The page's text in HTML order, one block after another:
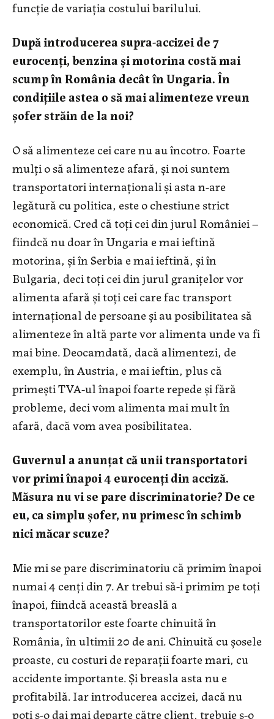
funcţie de variaţia costului barilului.
După introducerea supra-accizei de 7
eurocenţi, benzina şi motorina costă mai
scump în România decât în Ungaria. În
condiţiile astea o să mai alimenteze vreun
şofer străin de la noi?
O să alimenteze cei care nu au încotro. Foarte
mulţi o să alimenteze afară, şi noi suntem
transportatori internaţionali şi asta n-are
legătură cu politica, este o chestiune strict
economică. Cred că toţi cei din jurul României –
fiindcă nu doar în Ungaria e mai ieftină
motorina, şi în Serbia e mai ieftină, şi în
Bulgaria, deci toţi cei din jurul graniţelor vor
alimenta afară şi toţi cei care fac transport
internaţional de persoane şi au posibilitatea să
alimenteze în altă parte vor alimenta unde va fi
mai bine. Deocamdată, dacă alimentezi, de
exemplu, în Austria, e mai ieftin, plus că
primeşti TVA-ul înapoi foarte repede şi fără
probleme, deci vom alimenta mai mult în
afară, dacă vom avea posibilitatea.
Guvernul a anunţat că unii transportatori
vor primi înapoi 4 eurocenţi din acciză.
Măsura nu vi se pare discriminatorie? De ce
eu, ca simplu şofer, nu primesc în schimb
nici măcar scuze?
Mie mi se pare discriminatoriu că primim înapoi
numai 4 cenţi din 7. Ar trebui să-i primim pe toţi
înapoi, fiindcă această breaslă a
transportatorilor este foarte chinuită în
România, în ultimii 20 de ani. Chinuită cu şosele
proaste, cu costuri de reparaţii foarte mari, cu
accidente importante. Şi breasla asta nu e
profitabilă. Iar introducerea accizei, dacă nu
poţi s-o dai mai departe către client, trebuie s-o